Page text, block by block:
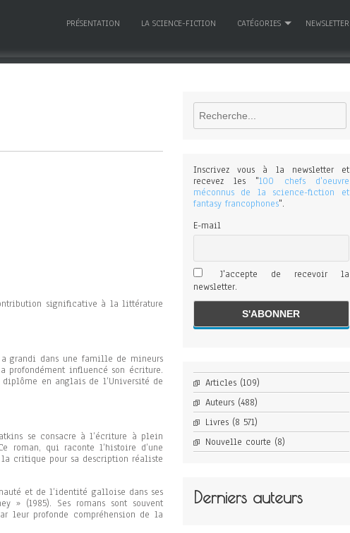
PRÉSENTATION LA SCIENCE-FICTION CATÉGORIES NEWSLETTER
significative à la littérature
a grandi dans une famille de mineurs
profondément influencé son écriture.
en anglais de l’Université de
se consacre à l’écriture à plein
roman, qui raconte l’histoire d’une
critique pour sa description réaliste
et de l’identité galloise dans ses
» (1985). Ses romans sont souvent
leur profonde compréhension de la
Rechercher
Inscrivez vous à la newsletter et
recevez les "100 chefs d'oeuvre
méconnus de la science-fiction et
fantasy francophones".
E-mail
J'accepte de recevoir la
newsletter.
Articles(109)
Auteurs(488)
Livres(8 571)
Nouvelle courte (8)
Derniers auteurs